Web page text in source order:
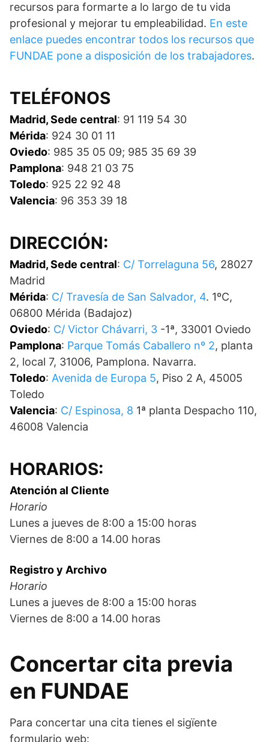
recursos para formarte a lo largo de tu vida
profesional y mejorar tu empleabilidad. En este
enlace puedes encontrar todos los recursos que
FUNDAE pone a disposición de los trabajadores.
TELÉFONOS
Madrid, Sede central: 91 119 54 30
Mérida: 924 30 01 11
Oviedo: 985 35 05 09; 985 35 69 39
Pamplona: 948 21 03 75
Toledo: 925 22 92 48
Valencia: 96 353 39 18
DIRECCIÓN:
Madrid, Sede central: C/ Torrelaguna 56, 28027
Madrid
Mérida: C/ Travesía de San Salvador, 4. 1ºC,
06800 Mérida (Badajoz)
Oviedo: C/ Victor Chávarri, 3 -1ª, 33001 Oviedo
Pamplona: Parque Tomás Caballero nº 2, planta
2, local 7, 31006, Pamplona. Navarra.
Toledo: Avenida de Europa 5, Piso 2 A, 45005
Toledo
Valencia: C/ Espinosa, 8 1ª planta Despacho 110,
46008 Valencia
HORARIOS:
Atención al Cliente
Horario
Lunes a jueves de 8:00 a 15:00 horas
Viernes de 8:00 a 14.00 horas
Registro y Archivo
Horario
Lunes a jueves de 8:00 a 15:00 horas
Viernes de 8:00 a 14.00 horas
Concertar cita previa
en FUNDAE
Para concertar una cita tienes el sigïente
formulario web: